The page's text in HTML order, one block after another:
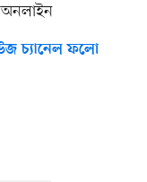
চ্যানেল ফলো